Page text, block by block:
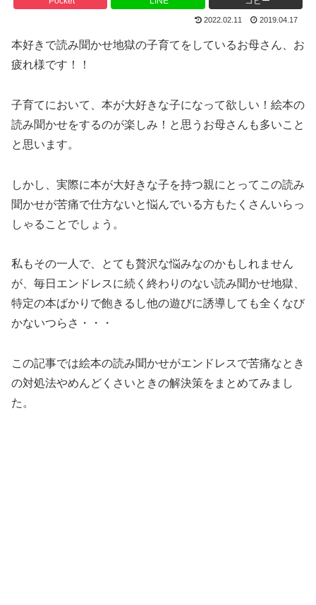
2022.02.11 2019.04.17
本好きで読み聞かせ地獄の子育てをしているお母さん、お
疲れ様です！！
子育てにおいて、本が大好きな子になって欲しい！絵本の
読み聞かせをするのが楽しみ！と思うお母さんも多いこと
と思います。
しかし、実際に本が大好きな子を持つ親にとってこの読み
聞かせが苦痛で仕方ないと悩んでいる方もたくさんいらっ
しゃることでしょう。
私もその一人で、とても贅沢な悩みなのかもしれません
が、毎日エンドレスに続く終わりのない読み聞かせ地獄、
特定の本ばかりで飽きるし他の遊びに誘導しても全くなび
かないつらさ・・・
この記事では絵本の読み聞かせがエンドレスで苦痛なとき
の対処法やめんどくさいときの解決策をまとめてみまし
た。